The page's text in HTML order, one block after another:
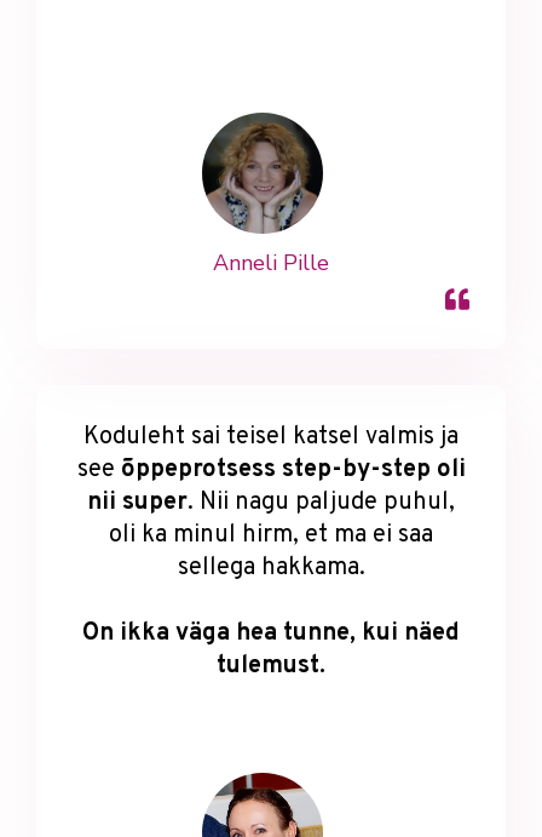
Anneli Pille
Koduleht sai teisel katsel valmis ja
see õppeprotsess step-by-step oli
nii super. Nii nagu paljude puhul,
oli ka minul hirm, et ma ei saa
sellega hakkama.
On ikka väga hea tunne, kui näed
tulemust.